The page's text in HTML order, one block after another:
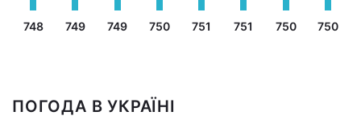
748 749 749 750 751 751 750 750
ПОГОДА В УКРАЇНІ